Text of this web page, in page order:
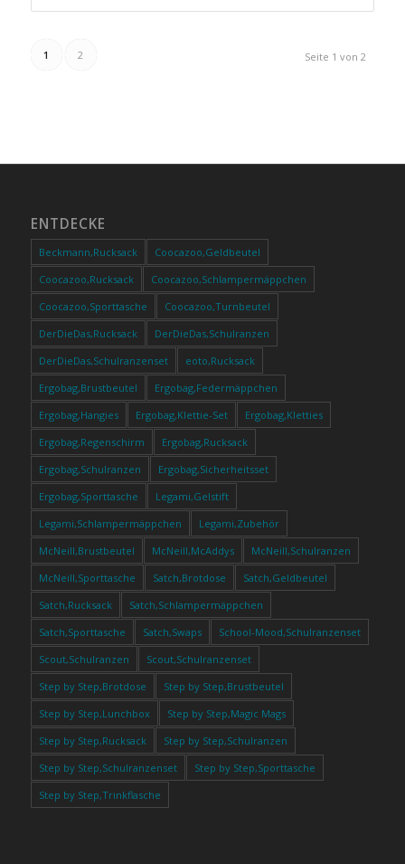
Seite 1 von 2
1 2
ENTDECKE
Beckmann,Rucksack
Coocazoo,Geldbeutel
Coocazoo,Rucksack
Coocazoo,Schlampermäppchen
Coocazoo,Sporttasche
Coocazoo,Turnbeutel
DerDieDas,Rucksack
DerDieDas,Schulranzen
DerDieDas,Schulranzenset
eoto,Rucksack
Ergobag,Brustbeutel
Ergobag,Federmäppchen
Ergobag,Hangies
Ergobag,Klettie-Set
Ergobag,Kletties
Ergobag,Regenschirm
Ergobag,Rucksack
Ergobag,Schulranzen
Ergobag,Sicherheitsset
Ergobag,Sporttasche
Legami,Gelstift
Legami,Schlampermäppchen
Legami,Zubehör
McNeill,Brustbeutel
McNeill,McAddys
McNeill,Schulranzen
McNeill,Sporttasche
Satch,Brotdose
Satch,Geldbeutel
Satch,Rucksack
Satch,Schlampermäppchen
Satch,Sporttasche
Satch,Swaps
School-Mood,Schulranzenset
Scout,Schulranzen
Scout,Schulranzenset
Step by Step,Brotdose
Step by Step,Brustbeutel
Step by Step,Lunchbox
Step by Step,Magic Mags
Step by Step,Rucksack
Step by Step,Schulranzen
Step by Step,Schulranzenset
Step by Step,Sporttasche
Step by Step,Trinkflasche